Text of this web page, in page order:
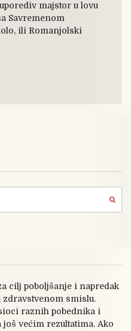
majstor u lovu
Savremenom
ili Romanjolski
cilj poboljšanje i napredak
zdravstvenom smislu.
raznih pobednika i
još većim rezultatima. Ako